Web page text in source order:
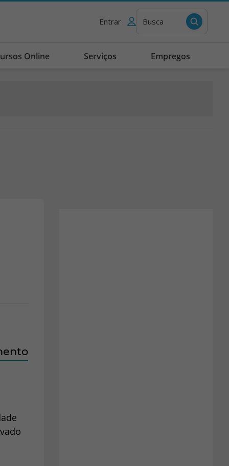
Entrar Busca
Online Serviços Empregos